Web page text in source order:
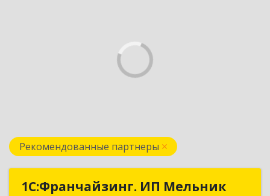
Рекомендованные партнеры
1С:Франчайзинг. ИП Мельник
1С:Франчайзинг. ИП Мельник